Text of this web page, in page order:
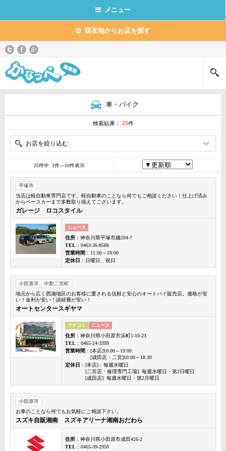
メニュー
現在地からお店を探す
車・バイク
検索結果： 25件
お店を絞り込む
25件中 1件～10件表示
平塚市
当店は軽自動車専門店です。軽自動車のことなら何でもご相談ください！仕上げ済み
からベースカーまで多数取り揃えてございます。
ガレージ ロコスタイル
ニュース
住所 ：神奈川県平塚市纏204-7
TEL ：0463-36-8588
営業時間 ：11:00～18:00
定休日 ：日曜日、祝日
小田原市、中郡二宮町
地元から広く西湘地区のお客様に愛される信頼と安心のオートバイ販売店。価格が安
い！金利が安い！諸経費が安い！
オートセンタースギヤマ
クチコミ ニュース
住所 ：神奈川県小田原市浜町1-10-23
TEL ：0465-24-3399
営業時間 ：[本店]10:00～19:00
[成田店・二宮]10:00～18:30
定休日 ：[本店]：毎週水曜日
[二宮店・修理専門工場]: 毎週水曜日・第2日曜日
[成田店]: 毎週水曜日・第2月曜日
小田原市
お車のことなら何でもお気軽にご相談下さい。
スズキ自販湘南 スズキアリーナ湘南おだわら
住所 ：神奈川県小田原市成田426-2
TEL ：0465-39-2950